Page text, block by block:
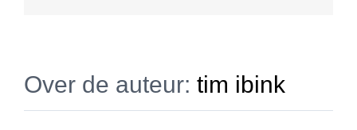
Over de auteur: tim ibink